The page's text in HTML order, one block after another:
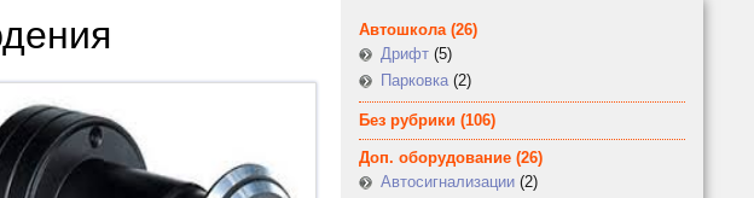
Автошкола(26)
Дрифт (5)
Парковка (2)
Без рубрики (106)
Доп. оборудование (26)
Автосигнализации (2)